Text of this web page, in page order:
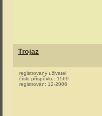
Trojaz
registrovaný uživatel
číslo příspěvku: 1569
registrován: 12-2006